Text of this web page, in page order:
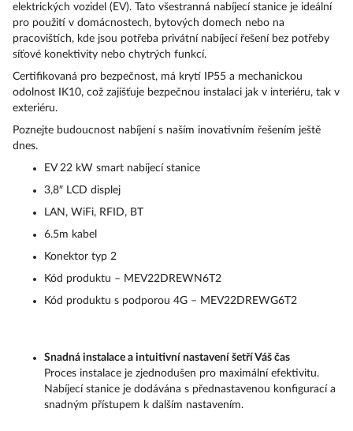
elektrických vozidel (EV). Tato všestranná nabíjecí stanice je ideální
pro použití v domácnostech, bytových domech nebo na
pracovištích, kde jsou potřeba privátní nabíjecí řešení bez potřeby
síťové konektivity nebo chytrých funkcí.
Certifikovaná pro bezpečnost, má krytí IP55 a mechanickou
odolnost IK10, což zajišťuje bezpečnou instalaci jak v interiéru, tak v
exteriéru.
Poznejte budoucnost nabíjení s naším inovativním řešením ještě
dnes.
EV 22 kW smart nabíjecí stanice
3,8″ LCD displej
LAN, WiFi, RFID, BT
6.5m kabel
Konektor typ 2
Kód produktu – MEV22DREWN6T2
Kód produktu s podporou 4G – MEV22DREWG6T2
Snadná instalace a intuitivní nastavení šetří Váš čas
Proces instalace je zjednodušen pro maximální efektivitu.
Nabíjecí stanice je dodávána s přednastavenou konfigurací a
snadným přístupem k dalším nastavením.